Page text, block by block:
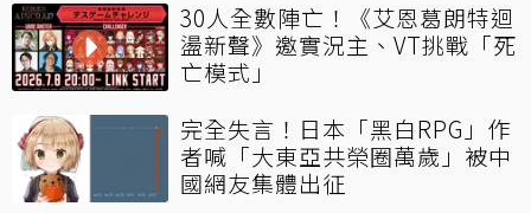
30人全數陣亡！《艾恩葛朗特迴
盪新聲》邀實況主、VT挑戰「死
亡模式」
完全失言！日本「黑白RPG」作
者喊「大東亞共榮圈萬歲」被中
國網友集體出征